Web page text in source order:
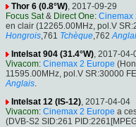
Thor 6 (0.8°W) , 2017-09-29
Focus Sat& Direct One: Cinemax
en clair (12265.00MHz, pol.V
Hongrois ,761 Tchèque ,762
Intelsat 904 (31.4°W) , 2017-04-
Vivacom: Cinemax 2 Europe
11595.00MHz, pol.V SR:30000
Anglais
Intelsat 12 (IS-12) , 2017-04-04
Vivacom: Cinemax 2 Europe a
(DVB-S2 SID:261